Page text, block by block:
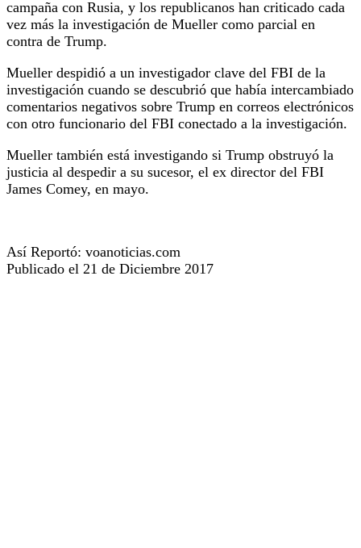
campaña con Rusia, y los republicanos han criticado cada
vez más la investigación de Mueller como parcial en
contra de Trump.
Mueller despidió a un investigador clave del FBI de la
investigación cuando se descubrió que había intercambiado
comentarios negativos sobre Trump en correos electrónicos
con otro funcionario del FBI conectado a la investigación.
Mueller también está investigando si Trump obstruyó la
justicia al despedir a su sucesor, el ex director del FBI
James Comey, en mayo.
Así Reportó: voanoticias.com
Publicado el 21 de Diciembre 2017